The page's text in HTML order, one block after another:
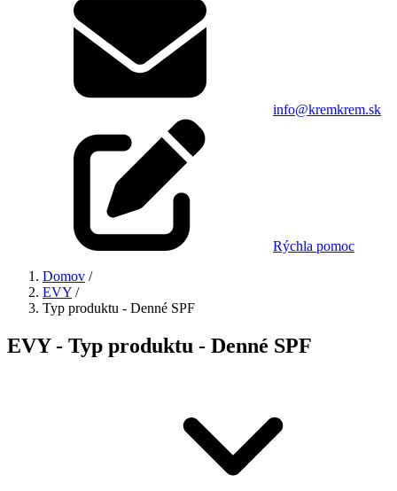
info@kremkrem.sk
Rýchla pomoc
Domov /
EVY /
Typ produktu - Denné SPF
EVY - Typ produktu - Denné SPF